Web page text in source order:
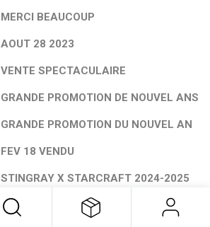
MERCI BEAUCOUP
AOUT 28 2023
VENTE SPECTACULAIRE
GRANDE PROMOTION DE NOUVEL ANS
GRANDE PROMOTION DU NOUVEL AN
FEV 18 VENDU
STINGRAY X STARCRAFT 2024-2025